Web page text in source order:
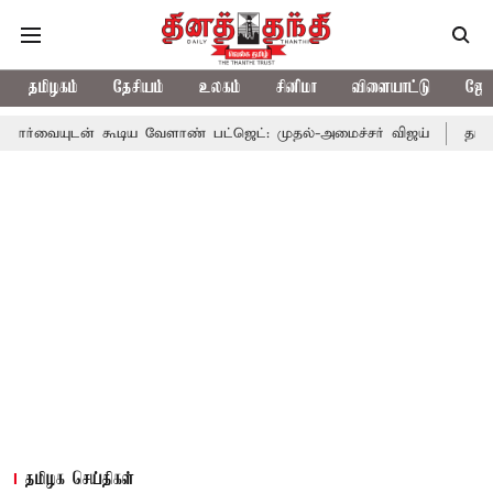
தமிழகம் தேசியம் உலகம் சினிமா விளையாட்டு
வேளாண் பட்ஜெட்: முதல்-அமைச்சர் விஜய் தமிழக
தமிழக செய்திகள்